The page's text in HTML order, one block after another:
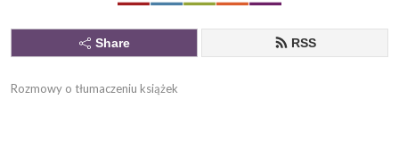
Share RSS
Rozmowy o tłumaczeniu książek